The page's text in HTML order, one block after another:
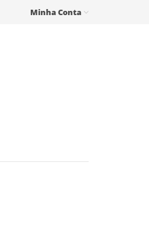
Minha Conta